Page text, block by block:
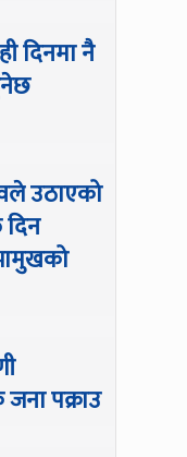
दिनमा नै
उठाएको
पक्राउ